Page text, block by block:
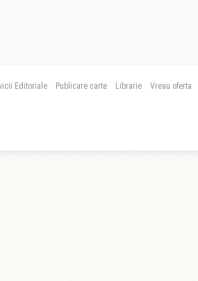
Editoriale Publicare carte Librarie Vreau oferta